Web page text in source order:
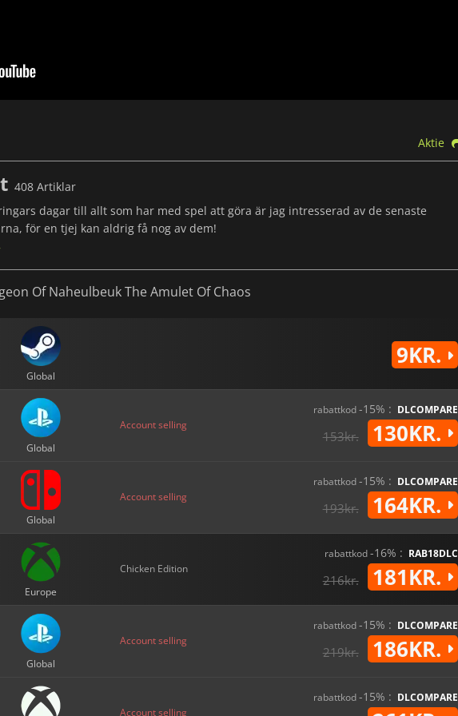
Aktie
408 Artiklar
dagar till allt som har med spel att göra är jag intresserad av de senaste
för en tjej kan aldrig få nog av dem!
Of Naheulbeuk The Amulet Of Chaos
Global
9KR.
Global
Account selling
rabattkod-15% : DLCOMPARE
153kr. 130KR.
Global
Account selling
rabattkod-15% : DLCOMPARE
193kr. 164KR.
Europe
Chicken Edition
rabattkod-16% : RAB18DLC
216kr. 181KR.
Global
Account selling
rabattkod-15% : DLCOMPARE
219kr. 186KR.
Account selling
rabattkod-15% : DLCOMPARE